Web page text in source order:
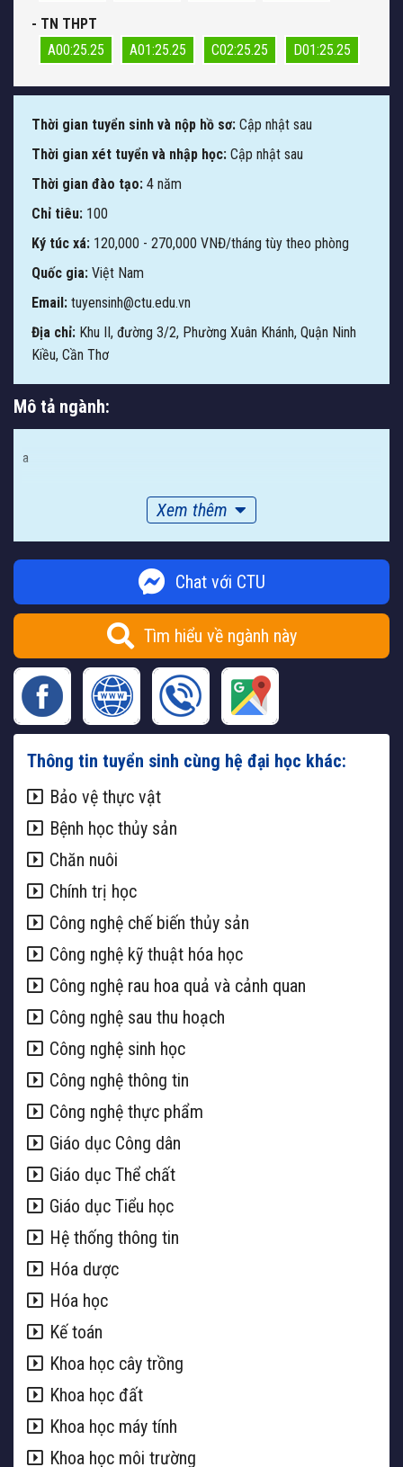
- TN THPT
A00:25.25
A01:25.25 C02:25.25 D01:25.25
Thời gian tuyển sinh và nộp hồ sơ: Cập nhật sau
Thời gian xét tuyển và nhập học: Cập nhật sau
Thời gian đào tạo: 4 năm
Chỉ tiêu: 100
Ký túc xá: 120,000 - 270,000 VNĐ/tháng tùy theo phòng
Quốc gia: Việt Nam
Email: tuyensinh@ctu.edu.vn
Địa chỉ: Khu II, đường 3/2, Phường Xuân Khánh, Quận Ninh
Kiều, Cần Thơ
Mô tả ngành:
a
Xem thêm
Chat với CTU
Tìm hiểu về ngành này
Thông tin tuyển sinh cùng hệ đại học khác:
Bảo vệ thực vật
Bệnh học thủy sản
Chăn nuôi
Chính trị học
Công nghệ chế biến thủy sản
Công nghệ kỹ thuật hóa học
Công nghệ rau hoa quả và cảnh quan
Công nghệ sau thu hoạch
Công nghệ sinh học
Công nghệ thông tin
Công nghệ thực phẩm
Giáo dục Công dân
Giáo dục Thể chất
Giáo dục Tiểu học
Hệ thống thông tin
Hóa dược
Hóa học
Kế toán
Khoa học cây trồng
Khoa học đất
Khoa học máy tính
Khoa học môi trường